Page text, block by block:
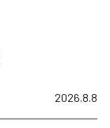
2026.8.8